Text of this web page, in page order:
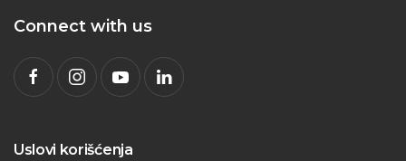
Connect with us
Uslovi korišćenja